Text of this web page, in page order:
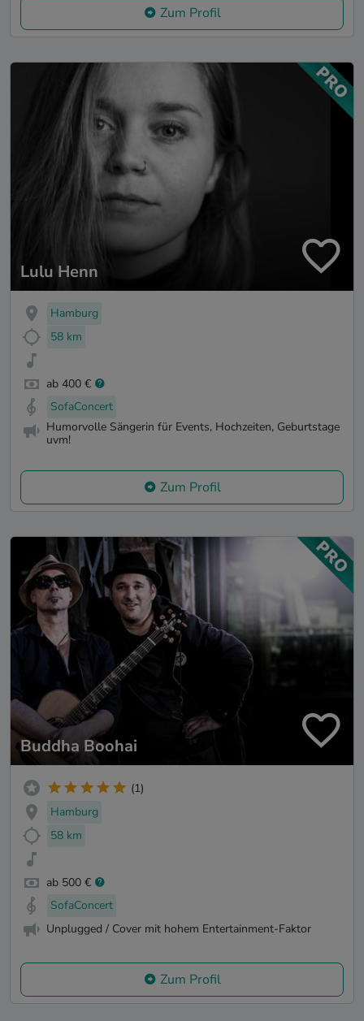
Zum Profil
Lulu Henn
Hamburg
58 km
ab 400 €
SofaConcert
Humorvolle Sängerin für Events, Hochzeiten, Geburtstage
uvm!
Zum Profil
Buddha Boohai
(1)
Hamburg
58 km
ab 500 €
SofaConcert
Unplugged / Cover mit hohem Entertainment-Faktor
Zum Profil